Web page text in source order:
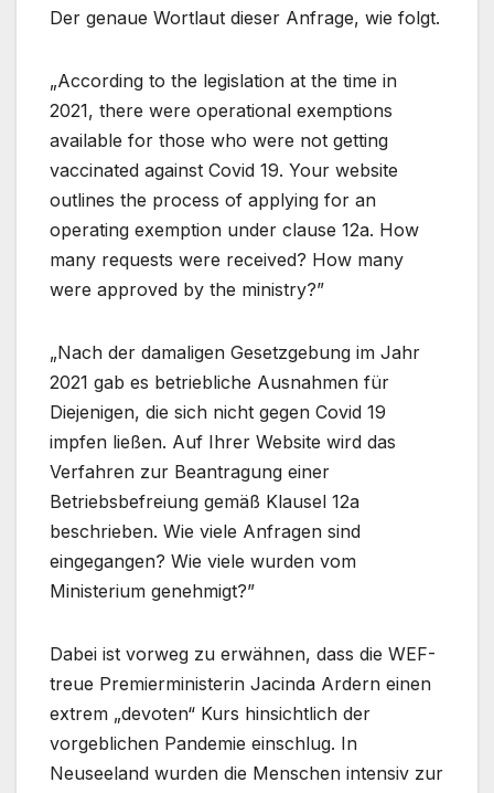
Der genaue Wortlaut dieser Anfrage, wie folgt.
„According to the legislation at the time in
2021, there were operational exemptions
available for those who were not getting
vaccinated against Covid 19. Your website
outlines the process of applying for an
operating exemption under clause 12a. How
many requests were received? How many
were approved by the ministry?”
„Nach der damaligen Gesetzgebung im Jahr
2021 gab es betriebliche Ausnahmen für
Diejenigen, die sich nicht gegen Covid 19
impfen ließen. Auf Ihrer Website wird das
Verfahren zur Beantragung einer
Betriebsbefreiung gemäß Klausel 12a
beschrieben. Wie viele Anfragen sind
eingegangen? Wie viele wurden vom
Ministerium genehmigt?”
Dabei ist vorweg zu erwähnen, dass die WEF-
treue Premierministerin Jacinda Ardern einen
extrem „devoten“ Kurs hinsichtlich der
vorgeblichen Pandemie einschlug. In
Neuseeland wurden die Menschen intensiv zur